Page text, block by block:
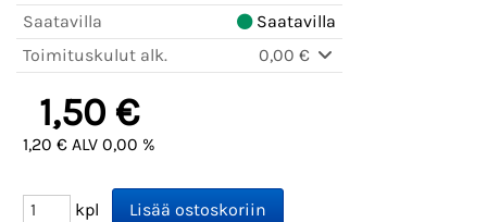
Saatavilla
Saatavilla
Toimituskulut alk.
0,00 €
1,50 €
1,20 € ALV 0,00 %
kpl